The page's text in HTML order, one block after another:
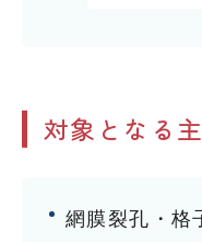
対象となる
網膜裂孔・格